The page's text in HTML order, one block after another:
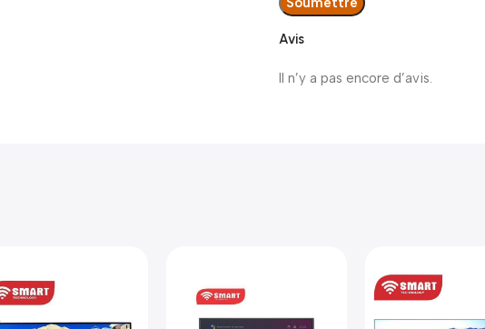
Avis
Il n’y a pas encore d’avis.